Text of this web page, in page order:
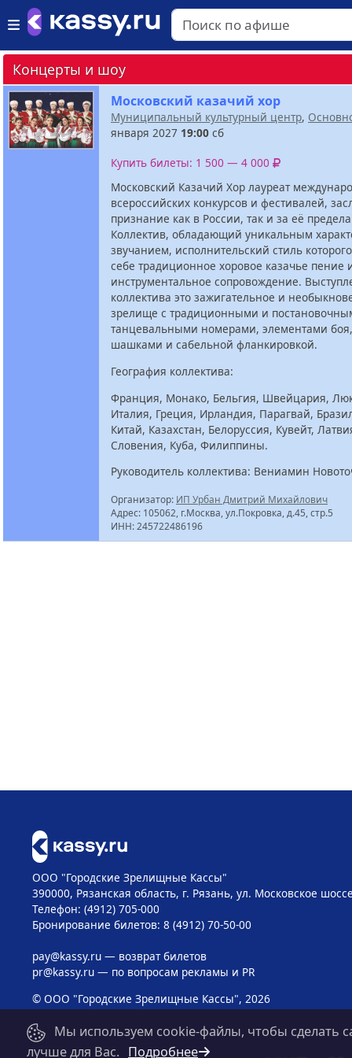
Концерты и шоу
Московский казачий хор
Муниципальный культурный центр,
января 2027 19:00 сб
Купить билеты: 1 500 — 4 000
Московский Казачий Хор лауреат
всероссийских конкурсов и фестивалей,
признание как в России, так и за её
Коллектив, обладающий уникальным
звучанием, исполнительский стиль
себе традиционное хоровое казачье пение
инструментальное сопровождение.
коллектива это зажигательное и
зрелище с традиционными и
танцевальными номерами, элементами
шашками и сабельной фланкировкой.
География коллектива:
Франция, Монако, Бельгия, Швейцария,
Италия, Греция, Ирландия, Парагвай,
Китай, Казахстан, Белоруссия, Кувейт,
Словения, Куба, Филиппины.
Руководитель коллектива: Вениамин
Организатор: ИП Урбан Дмитрий Михайлович
Адрес: 105062, г.Москва, ул.Покровка, д.45, стр.5
ИНН: 245722486196
ООО "Городские Зрелищные Кассы"
390000, Рязанская область, г. Рязань, ул. Московское
Телефон: (4912) 705-000
Бронирование билетов: 8 (4912) 70-50-00
pay@kassy.ru— возврат билетов
pr@kassy.ru— по вопросам рекламы и PR
© ООО "Городские Зрелищные Кассы", 2026
Мы используем cookie-файлы, чтобы сделать
лучше для Вас. Подробнее